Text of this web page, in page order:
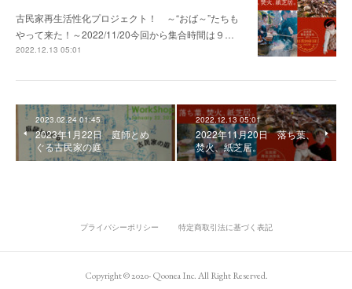
古民家再生活性化プロジェクト！ ～“おば～”たちも
やって来た！～2022/11/20今回から集合時間は９…
2022.12.13 05:01
2023.02.24 01:45
2023年1月22日 庭師とめ
ぐる古民家の庭
2022.12.13 05:01
2022年11月20日 落ち葉、
焚火、紙芝居。
プライバシーポリシー 特定商取引法に基づく表記
Copyright © 2020- Qoonea Inc. All Right Reserved.